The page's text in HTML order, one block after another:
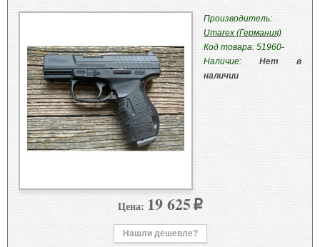
Производитель:
Umarex (Германия)
Код товара: 51960-
Наличие: Нет в
наличии
Цена: 19 625 p
Нашли дешевле?